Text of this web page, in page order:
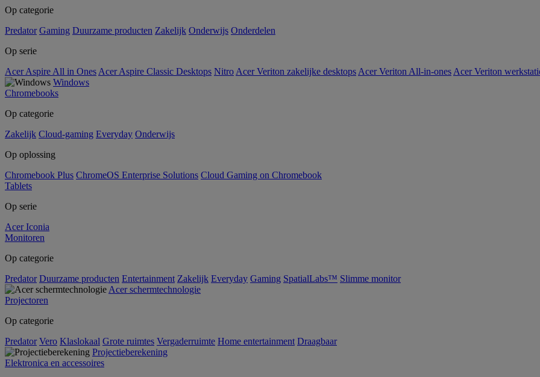
Op categorie
Predator Gaming Duurzame producten Zakelijk Onderwijs Onderdelen
Op serie
Acer Aspire All in Ones Acer Aspire Classic Desktops Nitro Acer Veriton zakelijke desktops Acer Veriton All-in-ones Acer Veriton
Windows
Chromebooks
Op categorie
Zakelijk Cloud-gaming Everyday Onderwijs
Op oplossing
Chromebook Plus ChromeOS Enterprise Solutions Cloud Gaming on Chromebook
Tablets
Op serie
Acer Iconia
Monitoren
Op categorie
Predator Duurzame producten Entertainment Zakelijk Everyday Gaming SpatialLabs™ Slimme monitor
Acer schermtechnologie
Projectoren
Op categorie
Predator Vero Klaslokaal Grote ruimtes Vergaderruimte Home entertainment Draagbaar
Projectieberekening
Elektronica en accessoires